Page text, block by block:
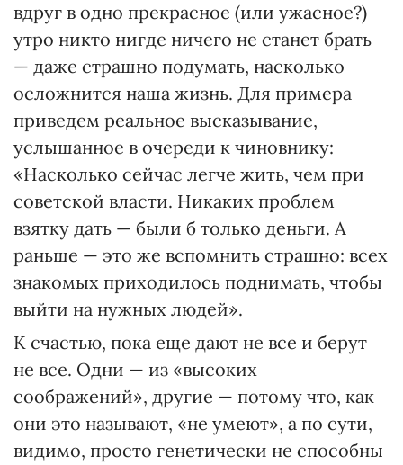
вдруг в одно прекрасное (или ужасное?)
утро никто нигде ничего не станет брать
— даже страшно подумать, насколько
осложнится наша жизнь. Для примера
приведем реальное высказывание,
услышанное в очереди к чиновнику:
«Насколько сейчас легче жить, чем при
советской власти. Никаких проблем
взятку дать — были б только деньги. А
раньше — это же вспомнить страшно: всех
знакомых приходилось поднимать, чтобы
выйти на нужных людей».
К счастью, пока еще дают не все и берут
не все. Одни — из «высоких
соображений», другие — потому что, как
они это называют, «не умеют», а по сути,
видимо, просто генетически не способны